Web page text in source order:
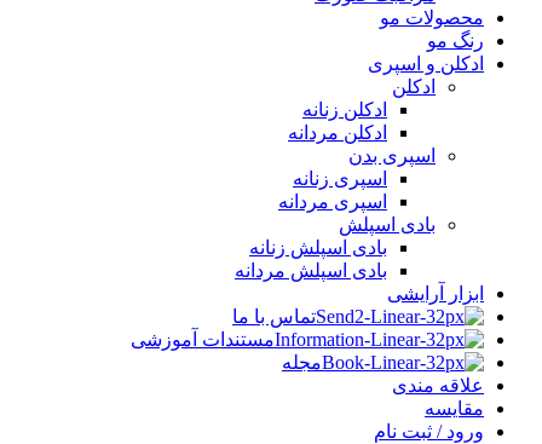
محصولات مو
رنگ مو
ادکلن و اسپری
ادکلن
ادکلن زنانه
ادکلن مردانه
اسپری بدن
اسپری زنانه
اسپری مردانه
بادی اسپلش
بادی اسپلش زنانه
بادی اسپلش مردانه
ابزار آرایشی
تماس با ما
مستندات آموزشی
مجله
علاقه مندی
مقایسه
ورود / ثبت نام